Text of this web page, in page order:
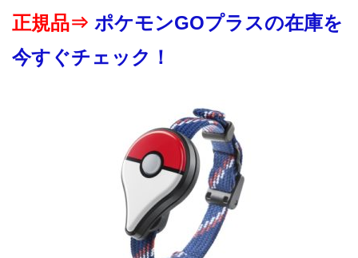
正規品⇒ ポケモンGOプラスの在庫を
今すぐチェック！